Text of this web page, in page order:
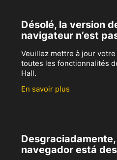
Désolé, la version
navigateur n’est
Veuillez mettre à jour
toutes les fonctionnalités
Hall.
En savoir plus
navegador está